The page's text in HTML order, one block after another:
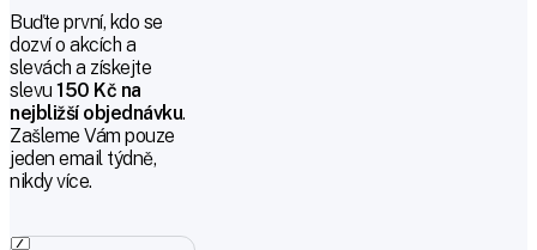
Buďte první, kdo se
dozví o akcích a
slevách a získejte
slevu150 Kč na
nejbližší objednávku.
Zašleme Vám pouze
jeden email týdně,
nikdy více.